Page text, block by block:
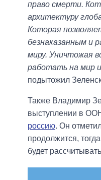
право смерти.
архитектуру
Которая
безнаказанным и
миру. Уничтожая
работать на мир
подытожил
Также Владимир
выступлении в
россию. Он
продолжится,
будет